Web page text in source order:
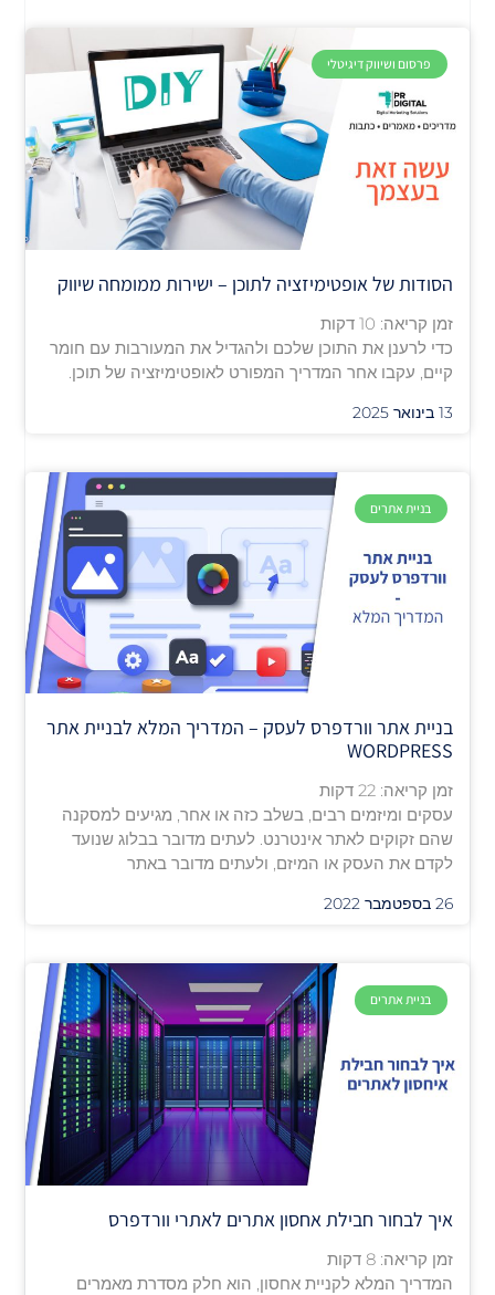
פרסום ושיווק דיגיטלי
הסודות של אופטימיזציה לתוכן – ישירות ממומחה שיווק
זמן קריאה: 10 דקות
כדי לרענן את התוכן שלכם ולהגדיל את המעורבות עם חומר
קיים, עקבו אחר המדריך המפורט לאופטימיזציה של תוכן.
13 בינואר 2025
בניית אתרים
בניית אתר וורדפרס לעסק – המדריך המלא לבניית אתר
WORDPRESS
זמן קריאה:22 דקות
עסקים ומיזמים רבים, בשלב כזה או אחר, מגיעים למסקנה
שהם זקוקים לאתר אינטרנט. לעתים מדובר בבלוג שנועד
לקדם את העסק או המיזם, ולעתים מדובר באתר
26 בספטמבר 2022
בניית אתרים
איך לבחור חבילת אחסון אתרים לאתרי וורדפרס
זמן קריאה:8 דקות
המדריך המלא לקניית אחסון, הוא חלק מסדרת מאמרים